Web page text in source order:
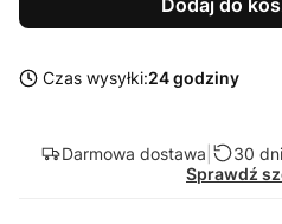
Dodaj do
Czas wysyłki:24 godziny
Darmowa dostawa 30
Sprawdź